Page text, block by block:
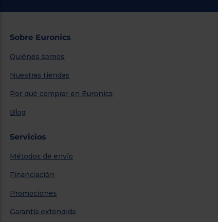
Sobre Euronics
Quiénes somos
Nuestras tiendas
Por qué comprar en Euronics
Blog
Servicios
Métodos de envío
Financiación
Promociones
Garantía extendida